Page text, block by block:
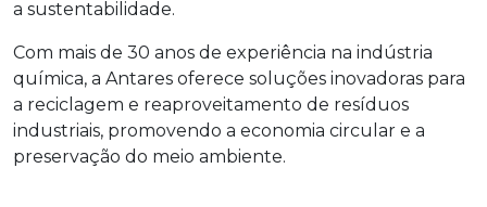
a sustentabilidade.
Com mais de 30 anos de experiência na indústria
química, a Antares oferece soluções inovadoras para
a reciclagem e reaproveitamento de resíduos
industriais, promovendo a economia circular e a
preservação do meio ambiente.